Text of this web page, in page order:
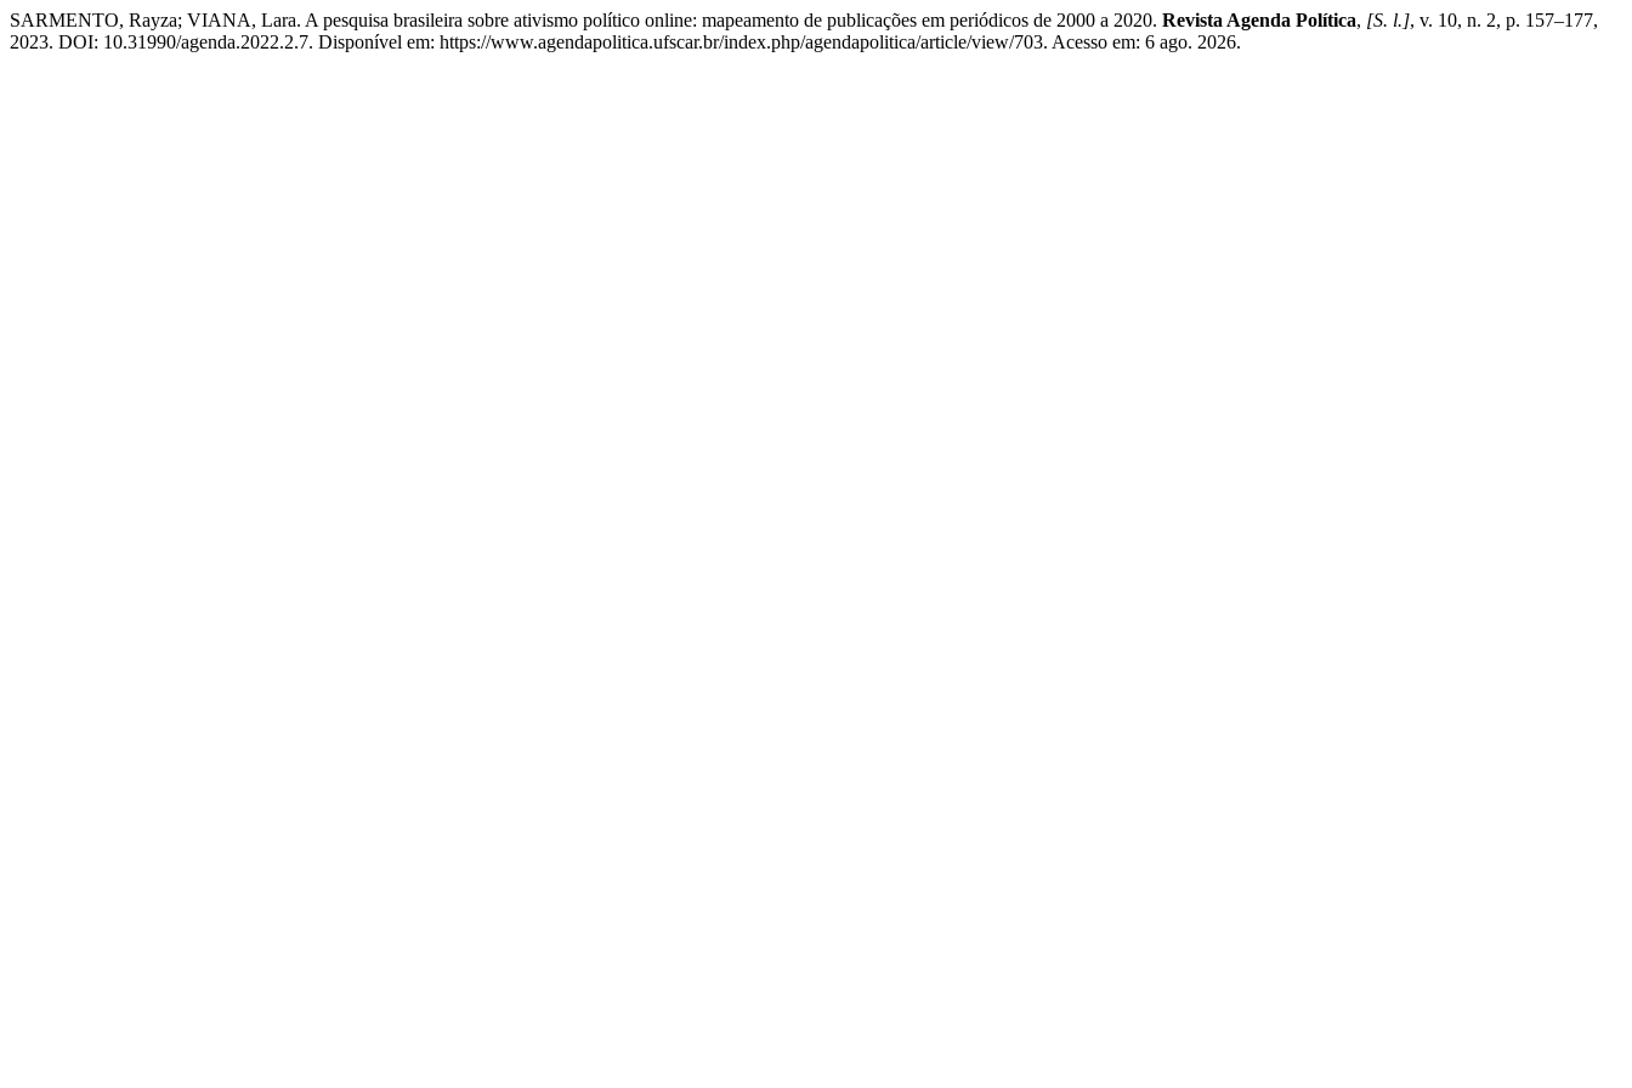
SARMENTO, Rayza; VIANA, Lara. A pesquisa brasileira sobre ativismo político online: mapeamento de publicações em periódicos de 2000 a 2020. Revista Agenda Política, [S. l.], v. 10, n. 2, p. 157–177,
2023. DOI: 10.31990/agenda.2022.2.7. Disponível em: https://www.agendapolitica.ufscar.br/index.php/agendapolitica/article/view/703. Acesso em: 6 ago. 2026.